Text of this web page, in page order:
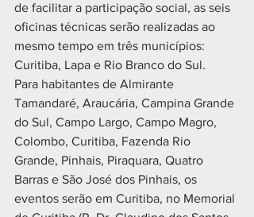
de facilitar a participação social, as seis
oficinas técnicas serão realizadas ao
mesmo tempo em três municípios:
Curitiba, Lapa e Rio Branco do Sul.
Para habitantes de Almirante
Tamandaré, Araucária, Campina Grande
do Sul, Campo Largo, Campo Magro,
Colombo, Curitiba, Fazenda Rio
Grande, Pinhais, Piraquara, Quatro
Barras e São José dos Pinhais, os
eventos serão em Curitiba, no Memorial